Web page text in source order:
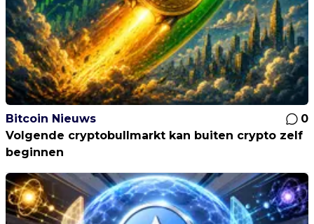
Bitcoin Nieuws
0
Volgende cryptobullmarkt kan buiten crypto zelf
beginnen